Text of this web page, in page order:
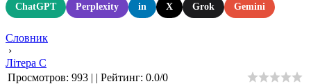
ChatGPT Perplexity in X Grok Gemini
Словник
›
Літера С
Просмотров: 993 | | Рейтинг: 0.0/0